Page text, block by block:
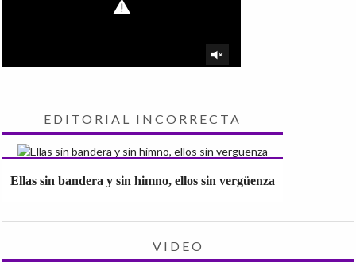
EDITORIAL INCORRECTA
Ellas sin bandera y sin himno, ellos sin vergüenza
VIDEO